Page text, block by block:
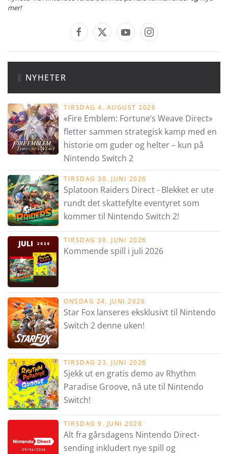
mer!
NYHETER
TIRSDAG 4. AUGUST 2026
«Fire Emblem: Fortune’s Weave Direct»
fletter sammen strategisk kamp med en
historie om guder og helter – kun på
Nintendo Switch 2
TIRSDAG 30. JUNI 2026
Splatoon Raiders Direct - Blekket er ute
rundt det skattefylte eventyret som
kommer til Nintendo Switch 2!
TIRSDAG 30. JUNI 2026
Kommende spill i juli 2026
ONSDAG 24. JUNI 2026
Star Fox lanseres eksklusivt til Nintendo
Switch 2 denne uken!
TIRSDAG 23. JUNI 2026
Sjekk ut en gratis demo av Rhythm
Paradise Groove, nå ute til Nintendo
Switch!
TIRSDAG 9. JUNI 2026
Alt fra gårsdagens Nintendo Direct-
sending inkludert nye spill og